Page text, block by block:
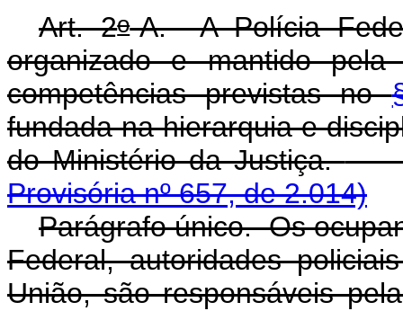
Art. 2o-A. A Polícia
organizado e mantido
competências previstas no
fundada na hierarquia e
do Ministério da Justiça.
Provisória nº 657, de 2.014)
Parágrafo único. Os
Federal, autoridades
União, são responsáveis